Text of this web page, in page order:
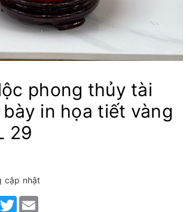
phong thủy tài
in họa tiết vàng
29
cập nhật
Twitter